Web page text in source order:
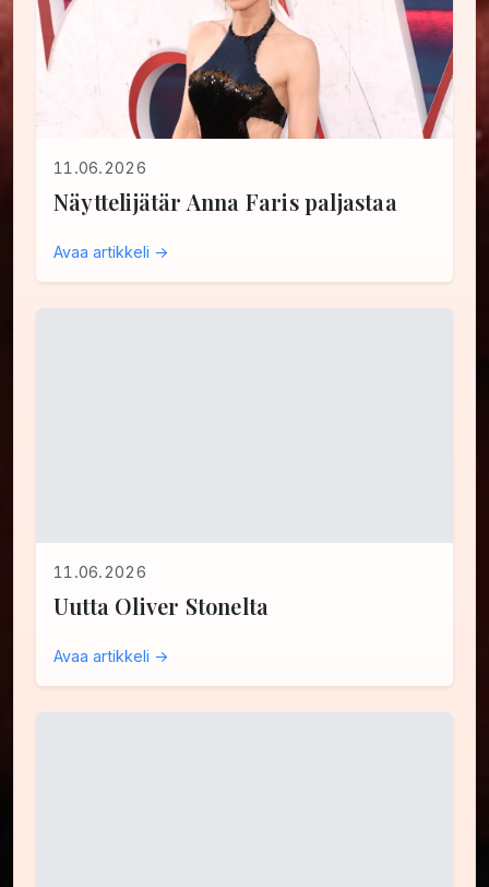
11.06.2026
Näyttelijätär Anna Faris paljastaa
Avaa artikkeli →
11.06.2026
Uutta Oliver Stonelta
Avaa artikkeli →